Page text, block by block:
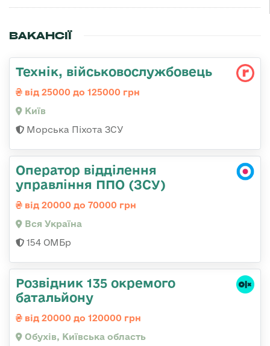
ВАКАНСІЇ
Технік, військовослужбовець
від 25000 до 125000 грн
Київ
Морська Піхота ЗСУ
Оператор відділення
управління ППО (ЗСУ)
від 20000 до 70000 грн
Вся Україна
154 ОМБр
Розвідник 135 окремого
батальйону
від 20000 до 120000 грн
Обухів, Київська область